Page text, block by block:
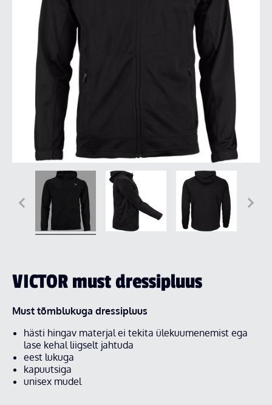
VICTOR must dressipluus
Must tõmblukuga dressipluus
hästi hingav materjal ei tekita ülekuumenemist ega
lase kehal liigselt jahtuda
eest lukuga
kapuutsiga
unisex mudel